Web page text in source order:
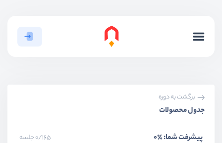
برگشت به دوره
جدول محصولات
پیشرفت شما:٪0 0/165 جلسه
بخش چهارم ری‌کپچا گوگل
بخش پنجم سیستم اطلاع رسانی - Notification